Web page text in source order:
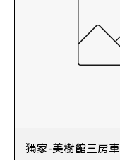
獨家-美樹館三房車